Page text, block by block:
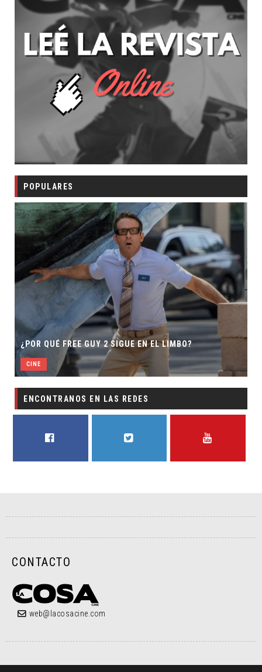
POPULARES
¿POR QUÉ FREE GUY 2 SIGUE EN EL LIMBO?
CINE
ENCONTRANOS EN LAS REDES
CONTACTO
web@lacosacine.com